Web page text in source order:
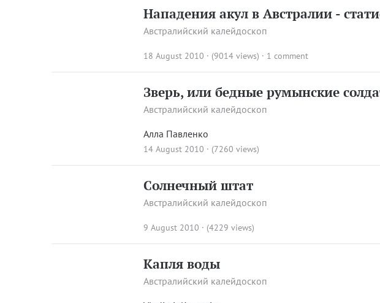
Нападения акул в Австралии -
Австралийский калейдоскоп
18 August 2010 · (9014 views) · 1 comment
Зверь, или бедные румынские
Австралийский калейдоскоп
Алла Павленко
14 August 2010 · (7260 views)
Солнечный штат
Австралийский калейдоскоп
9 August 2010 · (4229 views)
Капля воды
Австралийский калейдоскоп